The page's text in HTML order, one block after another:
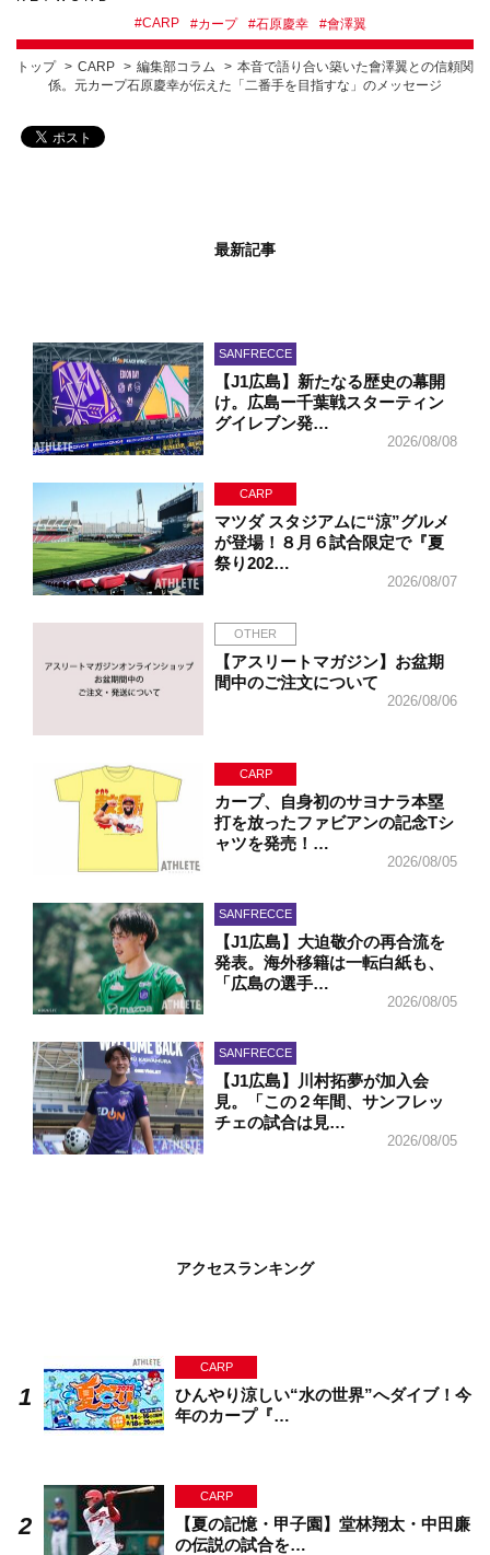
#CARP #カープ #石原慶幸 #會澤翼
トップ CARP 編集部コラム
本音で語り合い築いた會澤翼との信頼関
係。元カープ石原慶幸が伝えた「二番手を目指すな」のメッセージ
最新記事
SANFRECCE
【J1広島】新たなる歴史の幕開
け。広島ー千葉戦スターティン
グイレブン発…
2026/08/08
CARP
マツダ スタジアムに“涼”グルメ
が登場！８月６試合限定で『夏
祭り202…
2026/08/07
OTHER
【アスリートマガジン】お盆期
間中のご注文について
2026/08/06
CARP
カープ、自身初のサヨナラ本塁
打を放ったファビアンの記念Tシ
ャツを発売！…
2026/08/05
SANFRECCE
【J1広島】大迫敬介の再合流を
発表。海外移籍は一転白紙も、
「広島の選手…
2026/08/05
SANFRECCE
【J1広島】川村拓夢が加入会
見。「この２年間、サンフレッ
チェの試合は見…
2026/08/05
アクセスランキング
CARP
ひんやり涼しい“水の世界”へダイブ！今
年のカープ『…
CARP
【夏の記憶・甲子園】堂林翔太・中田廉
の伝説の試合を…